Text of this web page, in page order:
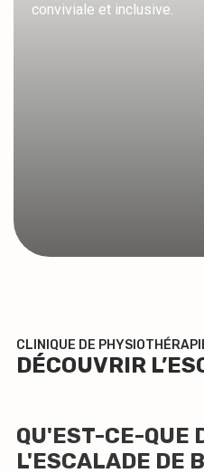
conviviale et inclusive.
CLINIQUE DE
DÉCOUVRIR
QU'EST-CE-QUE
L'ESCALADE DE